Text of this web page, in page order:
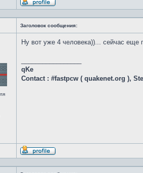
Профиль
Заголовок сообщения:
Ну вот уже 4 человека))... сейчас еще
qKe
Contact : #fastpcw ( quakenet.org ),
Профиль